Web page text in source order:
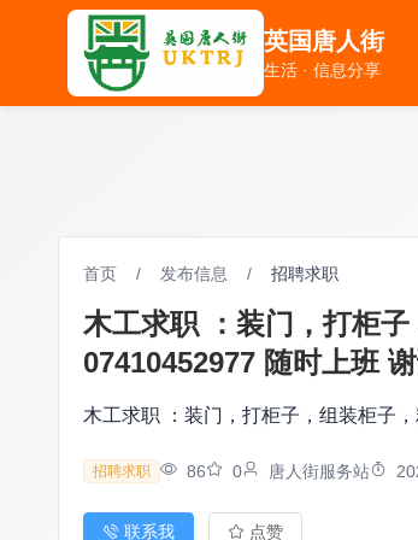
英国唐人街
生活 · 信息分享
英国唐人街
生活 · 信息分享
首页 / 发布信息 / 招聘求职
木工求职 ：装门，打柜
07410452977 随时上班
木工求职 ：装门，打柜子，组装柜子
招聘求职 86 0 唐人街服务站
联系我 点赞